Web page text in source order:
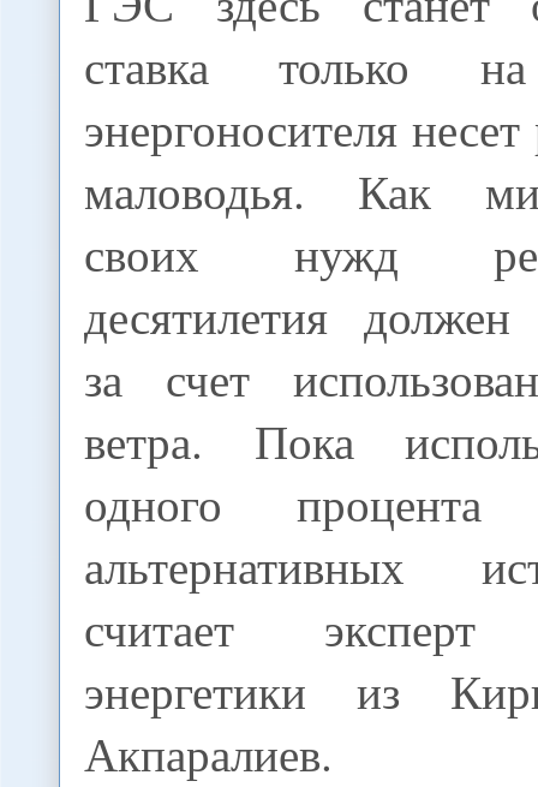
ставка только
энергоносителя
маловодья. Как
своих нужд
десятилетия должен
за счет
ветра. Пока
одного
альтернативных
считает
энергетики из
Акпаралиев.